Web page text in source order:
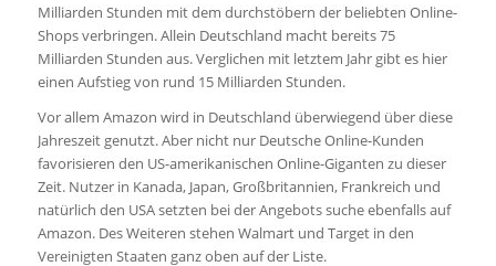
Milliarden Stunden mit dem durchstöbern der beliebten Online-
Shops verbringen. Allein Deutschland macht bereits 75
Milliarden Stunden aus. Verglichen mit letztem Jahr gibt es hier
einen Aufstieg von rund 15 Milliarden Stunden.
Vor allem Amazon wird in Deutschland überwiegend über diese
Jahreszeit genutzt. Aber nicht nur Deutsche Online-Kunden
favorisieren den US-amerikanischen Online-Giganten zu dieser
Zeit. Nutzer in Kanada, Japan, Großbritannien, Frankreich und
natürlich den USA setzten bei der Angebots suche ebenfalls auf
Amazon. Des Weiteren stehen Walmart und Target in den
Vereinigten Staaten ganz oben auf der Liste.